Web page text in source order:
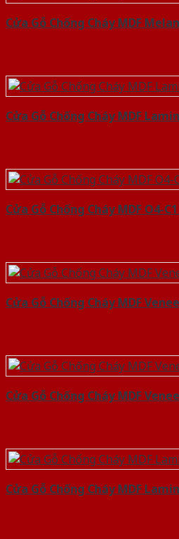
Cửa Gỗ Chống Cháy MDF
Cửa Gỗ Chống Cháy MDF
Cửa Gỗ Chống Cháy MDF O4-
Cửa Gỗ Chống Cháy MDF
Cửa Gỗ Chống Cháy MDF
Cửa Gỗ Chống Cháy MDF